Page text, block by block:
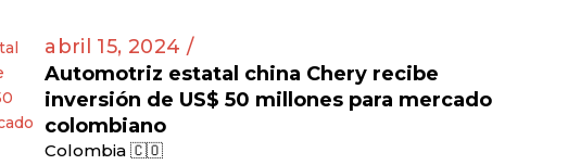
abril 15, 2024 /
Automotriz estatal china Chery recibe
inversión de US$ 50 millones para mercado
colombiano
Colombia 🇨🇴